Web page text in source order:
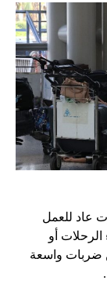
عاد للعمل
الرحلات أو
ضربات واسعة